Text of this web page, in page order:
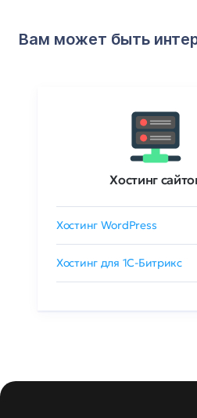
Вам может быть
Хостинг
Хостинг WordPress
Хостинг для 1C-Битрикс